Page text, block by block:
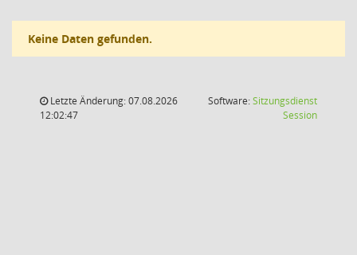
Keine Daten gefunden.
Letzte Änderung: 07.08.2026
12:02:47
Software:Sitzungsdienst
Session(Wird in